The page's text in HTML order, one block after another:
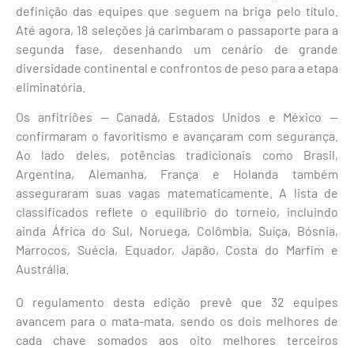
definição das equipes que seguem na briga pelo título.
Até agora, 18 seleções já carimbaram o passaporte para a
segunda fase, desenhando um cenário de grande
diversidade continental e confrontos de peso para a etapa
eliminatória.
Os anfitriões — Canadá, Estados Unidos e México —
confirmaram o favoritismo e avançaram com segurança.
Ao lado deles, potências tradicionais como Brasil,
Argentina, Alemanha, França e Holanda também
asseguraram suas vagas matematicamente. A lista de
classificados reflete o equilíbrio do torneio, incluindo
ainda África do Sul, Noruega, Colômbia, Suíça, Bósnia,
Marrocos, Suécia, Equador, Japão, Costa do Marfim e
Austrália.
O regulamento desta edição prevê que 32 equipes
avancem para o mata-mata, sendo os dois melhores de
cada chave somados aos oito melhores terceiros